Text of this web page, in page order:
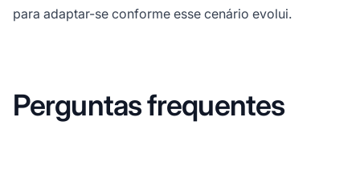
para adaptar-se conforme esse cenário evolui.
Perguntas frequentes